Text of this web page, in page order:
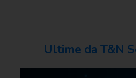
o
ok
n
Ultime da T&N